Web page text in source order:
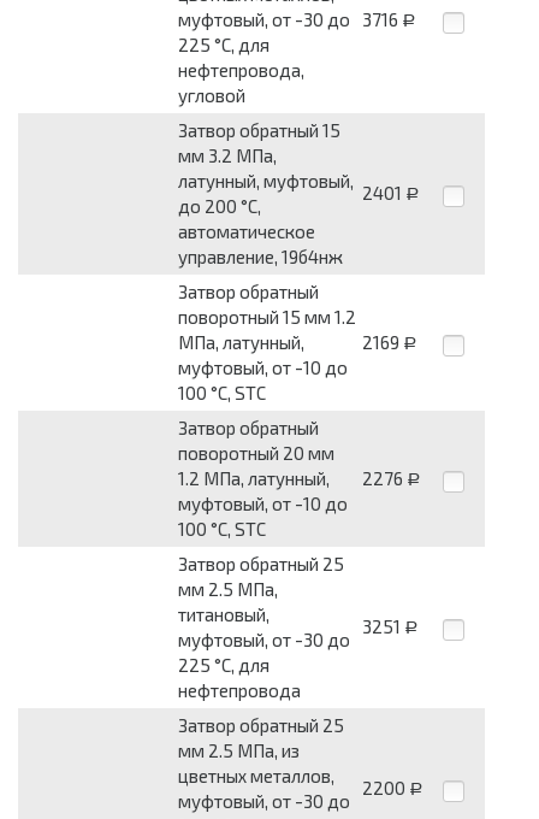
муфтовый, от -30 до
225 °С, для
нефтепровода,
угловой
3716 Р
Затвор обратный 15
мм 3.2 МПа,
латунный, муфтовый,
до 200 °С,
автоматическое
управление, 19б4нж
2401 Р
Затвор обратный
поворотный 15 мм 1.2
МПа, латунный,
муфтовый, от -10 до
100 °С, STC
2169 Р
Затвор обратный
поворотный 20 мм
1.2 МПа, латунный,
муфтовый, от -10 до
100 °С, STC
2276 Р
Затвор обратный 25
мм 2.5 МПа,
титановый,
муфтовый, от -30 до
225 °С, для
нефтепровода
3251 Р
Затвор обратный 25
мм 2.5 МПа, из
цветных металлов,
муфтовый, от -30 до
2200 Р